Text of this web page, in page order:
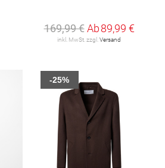
169,99 € Ab89,99 €
inkl. MwSt. zzgl. Versand
-25%